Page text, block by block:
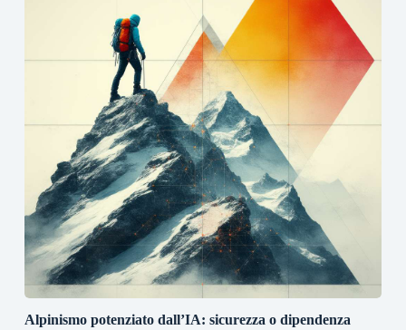
Alpinismo potenziato dall’IA: sicurezza o dipendenza